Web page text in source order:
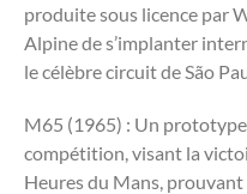
produite sous licence par
Alpine de s’implanter
le célèbre circuit de São
M65 (1965) : Un prototype
compétition, visant la
Heures du Mans,